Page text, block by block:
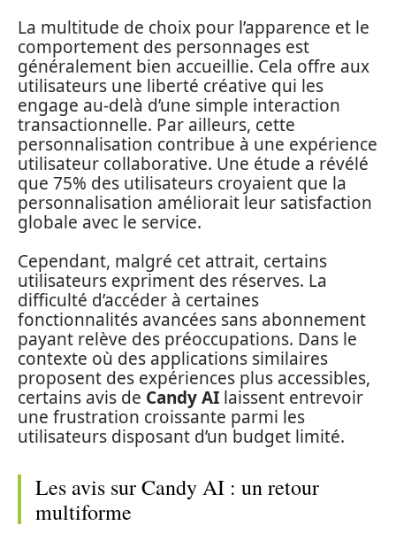
La multitude de choix pour l’apparence et le
comportement des personnages est
généralement bien accueillie. Cela offre aux
utilisateurs une liberté créative qui les
engage au-delà d’une simple interaction
transactionnelle. Par ailleurs, cette
personnalisation contribue à une expérience
utilisateur collaborative. Une étude a révélé
que 75% des utilisateurs croyaient que la
personnalisation améliorait leur satisfaction
globale avec le service.
Cependant, malgré cet attrait, certains
utilisateurs expriment des réserves. La
difficulté d’accéder à certaines
fonctionnalités avancées sans abonnement
payant relève des préoccupations. Dans le
contexte où des applications similaires
proposent des expériences plus accessibles,
certains avis de Candy AI laissent entrevoir
une frustration croissante parmi les
utilisateurs disposant d’un budget limité.
Les avis sur Candy AI : un retour
multiforme